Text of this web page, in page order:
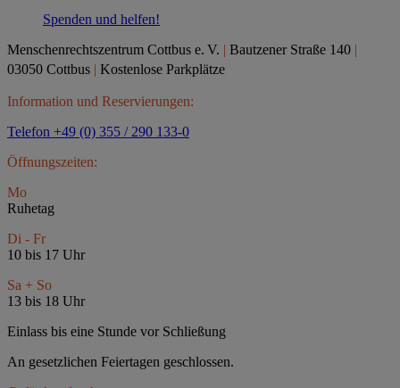
Spenden und helfen!
Menschenrechtszentrum Cottbus e. V. | Bautzener Straße 140 |
03050 Cottbus | Kostenlose Parkplätze
Information und Reservierungen:
Telefon +49 (0) 355 / 290 133-0
Öffnungszeiten:
Mo
Ruhetag
Di - Fr
10 bis 17 Uhr
Sa + So
13 bis 18 Uhr
Einlass bis eine Stunde vor Schließung
An gesetzlichen Feiertagen geschlossen.